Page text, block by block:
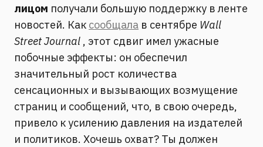
лицом получали большую поддержку в ленте
новостей. Как сообщала в сентябре Wall
Street Journal , этот сдвиг имел ужасные
побочные эффекты: он обеспечил
значительный рост количества
сенсационных и вызывающих возмущение
страниц и сообщений, что, в свою очередь,
привело к усилению давления на издателей
и политиков. Хочешь охват? Ты должен